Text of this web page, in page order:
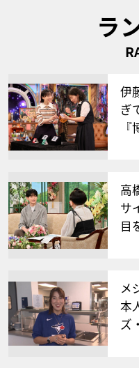
ラ
伊
ぎ
高
サ
目
メ
本
ズ